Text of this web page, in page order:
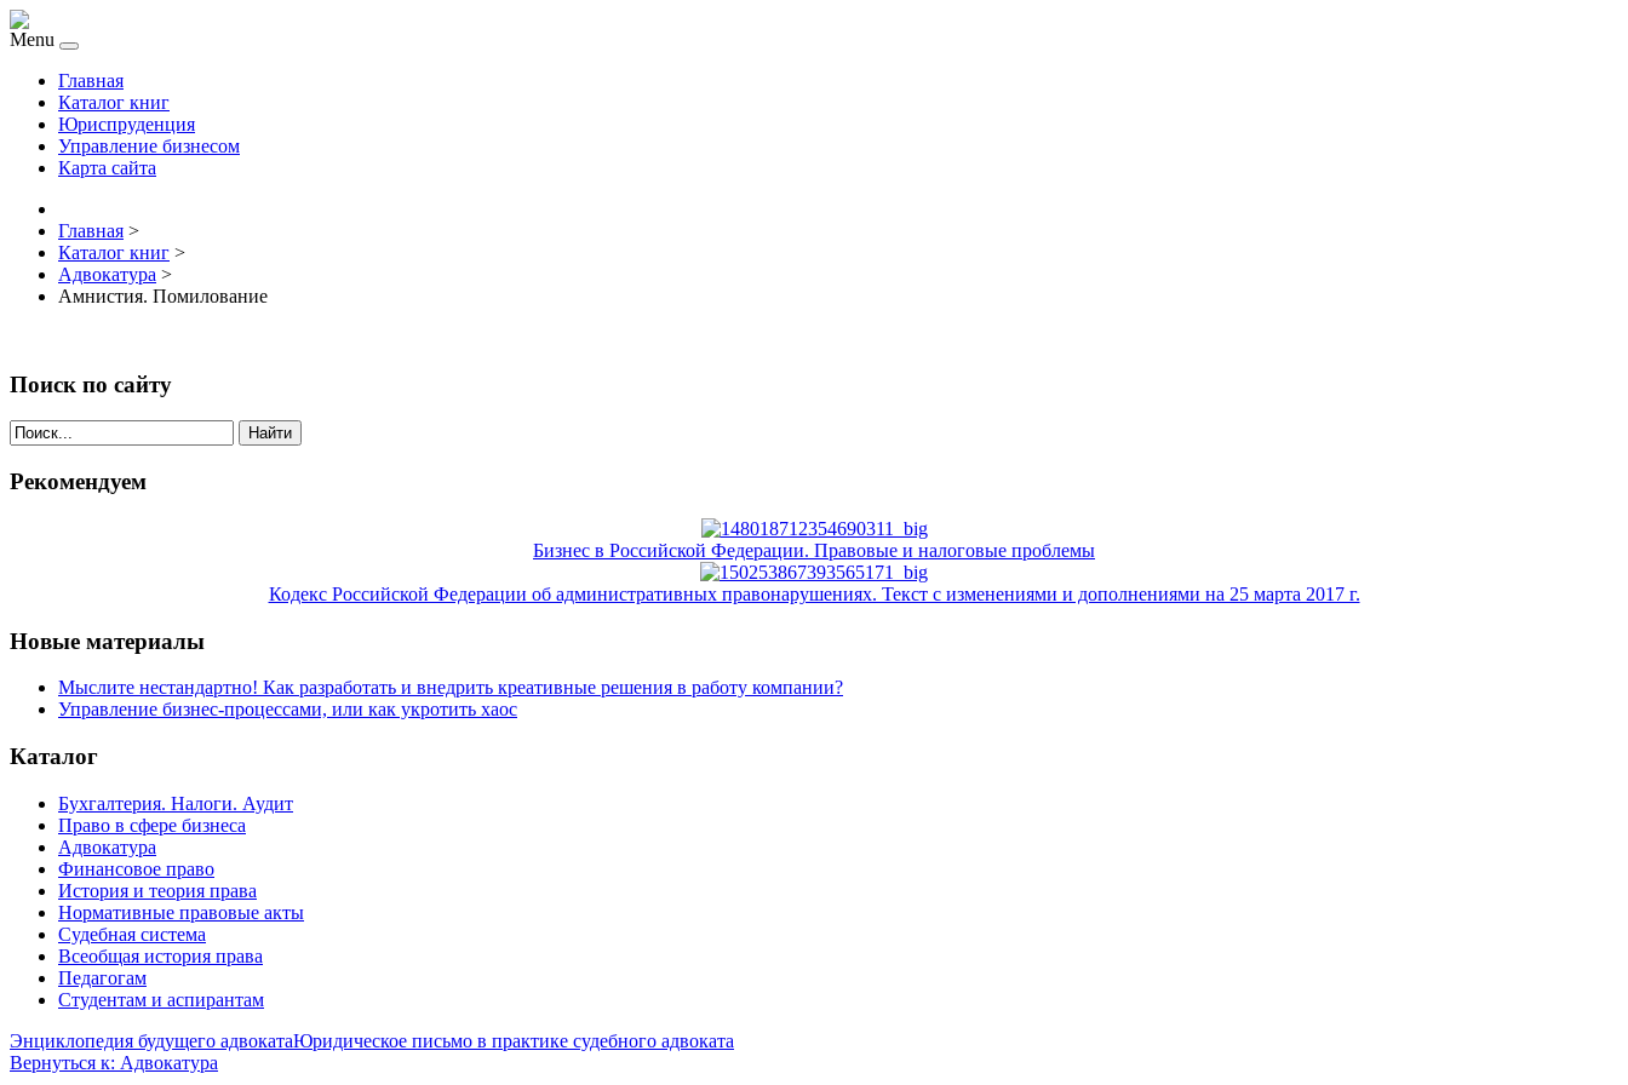
Menu
Главная
Каталог книг
Юриспруденция
Управление бизнесом
Карта сайта
Главная >
Каталог книг >
Адвокатура >
Амнистия. Помилование
Поиск по сайту
Найти
Рекомендуем
Бизнес в Российской Федерации. Правовые и налоговые проблемы
Кодекс Российской Федерации об административных правонарушениях. Текст с изменениями и дополнениями на 25 марта 2017 г.
Новые материалы
Мыслите нестандартно! Как разработать и внедрить креативные решения в работу компании?
Управление бизнес-процессами, или как укротить хаос
Каталог
Бухгалтерия. Налоги. Аудит
Право в сфере бизнеса
Адвокатура
Финансовое право
История и теория права
Нормативные правовые акты
Судебная система
Всеобщая история права
Педагогам
Студентам и аспирантам
Энциклопедия будущего адвокатаЮридическое письмо в практике судебного адвоката
Вернуться к: Адвокатура